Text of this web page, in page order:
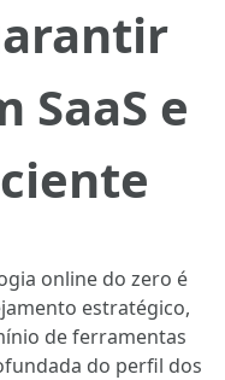
SaaS e
online do zero é
estratégico,
de ferramentas
do perfil dos